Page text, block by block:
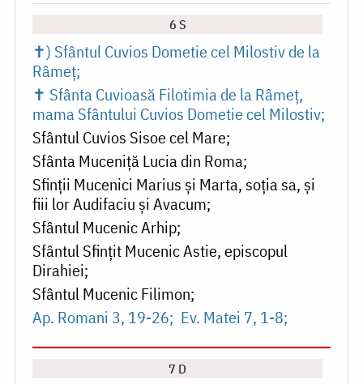
6 S
✝) Sfântul Cuvios Dometie cel Milostiv de la
Râmeț
✝ Sfânta Cuvioasă Filotimia de la Râmeț,
mama Sfântului Cuvios Dometie cel Milostiv
Sfântul Cuvios Sisoe cel Mare
Sfânta Muceniță Lucia din Roma
Sfinții Mucenici Marius și Marta, soția sa, și
fiii lor Audifaciu și Avacum
Sfântul Mucenic Arhip
Sfântul Sfințit Mucenic Astie, episcopul
Dirahiei
Sfântul Mucenic Filimon
Ap. Romani 3, 19-26 Ev. Matei 7, 1-8
7 D